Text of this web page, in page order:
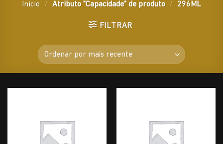
Início / Atributo "Capacidade" de produto / 296ML
FILTRAR